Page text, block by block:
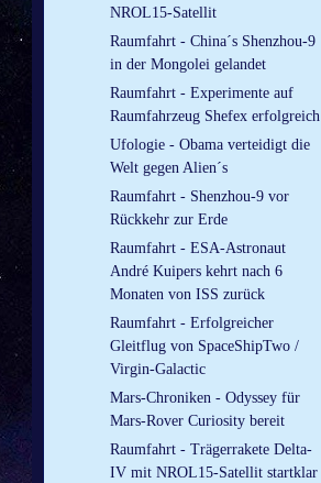
NROL15-Satellit
Raumfahrt - China´s Shenzhou-9
in der Mongolei gelandet
Raumfahrt - Experimente auf
Raumfahrzeug Shefex erfolgreich
Ufologie - Obama verteidigt die
Welt gegen Alien´s
Raumfahrt - Shenzhou-9 vor
Rückkehr zur Erde
Raumfahrt - ESA-Astronaut
André Kuipers kehrt nach 6
Monaten von ISS zurück
Raumfahrt - Erfolgreicher
Gleitflug von SpaceShipTwo /
Virgin-Galactic
Mars-Chroniken - Odyssey für
Mars-Rover Curiosity bereit
Raumfahrt - Trägerrakete Delta-
IV mit NROL15-Satellit startklar